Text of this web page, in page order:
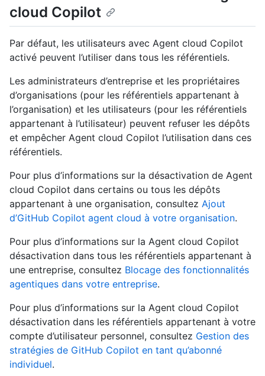
cloud Copilot
Par défaut, les utilisateurs avec Agent cloud Copilot
activé peuvent l’utiliser dans tous les référentiels.
Les administrateurs d’entreprise et les propriétaires
d’organisations (pour les référentiels appartenant à
l’organisation) et les utilisateurs (pour les référentiels
appartenant à l’utilisateur) peuvent refuser les dépôts
et empêcher Agent cloud Copilot l’utilisation dans ces
référentiels.
Pour plus d’informations sur la désactivation de Agent
cloud Copilot dans certains ou tous les dépôts
appartenant à une organisation, consultez Ajout
d’GitHub Copilot agent cloud à votre organisation.
Pour plus d’informations sur la Agent cloud Copilot
désactivation dans tous les référentiels appartenant à
une entreprise, consultez Blocage des fonctionnalités
agentiques dans votre entreprise.
Pour plus d’informations sur la Agent cloud Copilot
désactivation dans les référentiels appartenant à votre
compte d’utilisateur personnel, consultez Gestion des
stratégies de GitHub Copilot en tant qu’abonné
individuel.